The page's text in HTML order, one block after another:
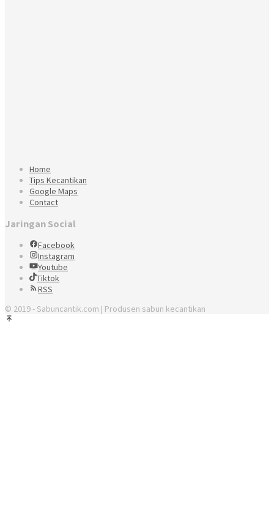
Home
Tips Kecantikan
Google Maps
Contact
Jaringan Social
Facebook
Instagram
Youtube
Tiktok
RSS
© 2019 - Sabuncantik.com | Produsen sabun kecantikan